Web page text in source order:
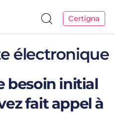
Certigna
électronique
besoin initial
fait appel à